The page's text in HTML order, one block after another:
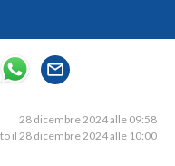
28 dicembre 2024 alle 09:58
il 28 dicembre 2024 alle 10:00